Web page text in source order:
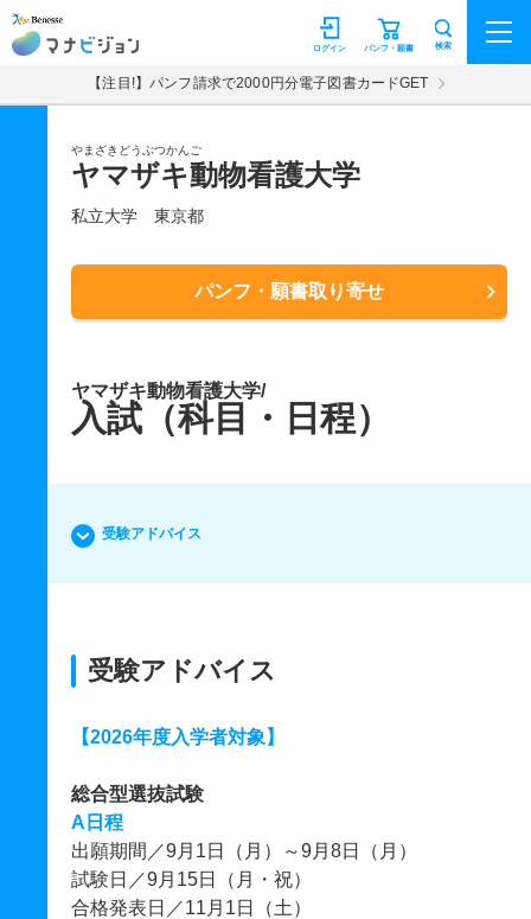
マナビジョン パンフ・願書
ログイン 検索
【注目!】パンフ請求で2000円分電子図書カードGET
やまざきどうぶつかんご
ヤマザキ動物看護大学
私立大学 東京都
パンフ・願書取り寄せ
ヤマザキ動物看護大学/
入試（科目・日程）
受験アドバイス
受験アドバイス
【2026年度入学者対象】
総合型選抜試験
A日程
出願期間／9月1日（月）～9月8日（月）
試験日／9月15日（月・祝）
合格発表日／11月1日（土）